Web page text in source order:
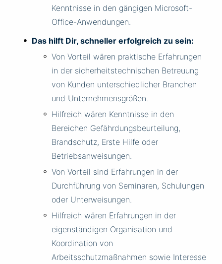
Kenntnisse in den gängigen Microsoft-
Office-Anwendungen.
Das hilft Dir, schneller erfolgreich zu sein:
Von Vorteil wären praktische Erfahrungen
in der sicherheitstechnischen Betreuung
von Kunden unterschiedlicher Branchen
und Unternehmensgrößen.
Hilfreich wären Kenntnisse in den
Bereichen Gefährdungsbeurteilung,
Brandschutz, Erste Hilfe oder
Betriebsanweisungen.
Von Vorteil sind Erfahrungen in der
Durchführung von Seminaren, Schulungen
oder Unterweisungen.
Hilfreich wären Erfahrungen in der
eigenständigen Organisation und
Koordination von
Arbeitsschutzmaßnahmen sowie Interesse